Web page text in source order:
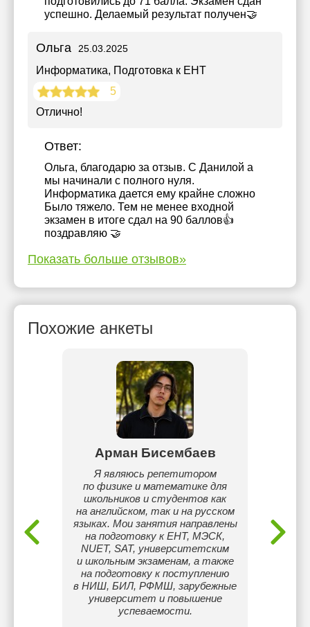
успешно. Делаемый результат получен🤝
Ольга 25.03.2025
Информатика, Подготовка к ЕНТ
5
Отлично!
Ответ:
Ольга, благодарю за отзыв. С Данилой а
мы начинали с полного нуля.
Информатика дается ему крайне сложно
Было тяжело. Тем не менее входной
экзамен в итоге сдал на 90 баллов👍
поздравляю 🤝
Показать больше отзывов»
Похожие анкеты
Арман Бисембаев
Я являюсь репетитором
по физике и математике для
школьников и студентов как
на английском, так и на русском
языках. Мои занятия направлены
на подготовку к ЕНТ, МЭСК,
NUET, SAT, университетским
и школьным экзаменам, а также
на подготовку к поступлению
в НИШ, БИЛ, РФМШ, зарубежные
университет и повышение
успеваемости.